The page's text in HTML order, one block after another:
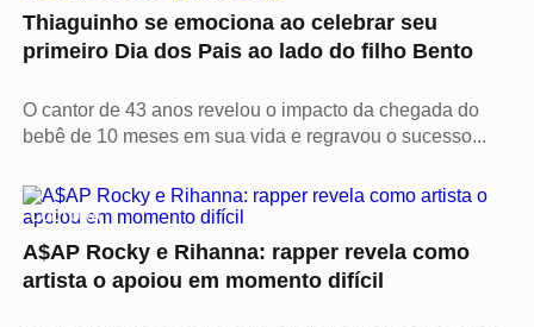
Thiaguinho se emociona ao celebrar seu
primeiro Dia dos Pais ao lado do filho Bento
O cantor de 43 anos revelou o impacto da chegada do
bebê de 10 meses em sua vida e regravou o sucesso...
CULTURA
A$AP Rocky e Rihanna: rapper revela como
artista o apoiou em momento difícil